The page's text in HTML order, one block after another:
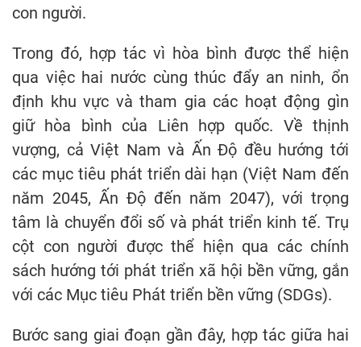
con người.
Trong đó, hợp tác vì hòa bình được thể hiện
qua việc hai nước cùng thúc đẩy an ninh, ổn
định khu vực và tham gia các hoạt động gìn
giữ hòa bình của Liên hợp quốc. Về thịnh
vượng, cả Việt Nam và Ấn Độ đều hướng tới
các mục tiêu phát triển dài hạn (Việt Nam đến
năm 2045, Ấn Độ đến năm 2047), với trọng
tâm là chuyển đổi số và phát triển kinh tế. Trụ
cột con người được thể hiện qua các chính
sách hướng tới phát triển xã hội bền vững, gắn
với các Mục tiêu Phát triển bền vững (SDGs).
Bước sang giai đoạn gần đây, hợp tác giữa hai